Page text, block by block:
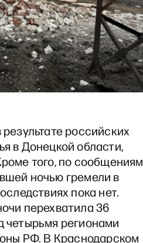
российских
в Донецкой области,
того, по сообщениям
ночью гремели в
пока нет.
перехватила 36
четырьмя регионами
РФ. В Краснодарском